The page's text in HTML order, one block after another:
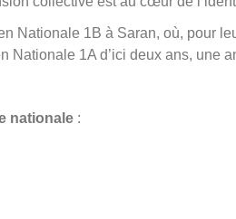
Nationale 1B à Saran, où, pour
1A d’ici deux ans, une
nationale :